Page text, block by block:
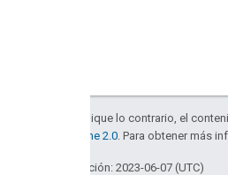
Salvo que se indique lo contrario, el
licencia Apache 2.0 . Para obtener más
Última actualización: 2023-06-07 (UTC)